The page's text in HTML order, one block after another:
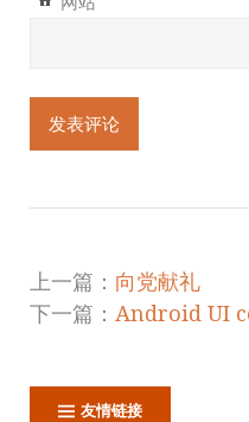
上一篇： 向党献礼
下一篇： Android UI
友情链接